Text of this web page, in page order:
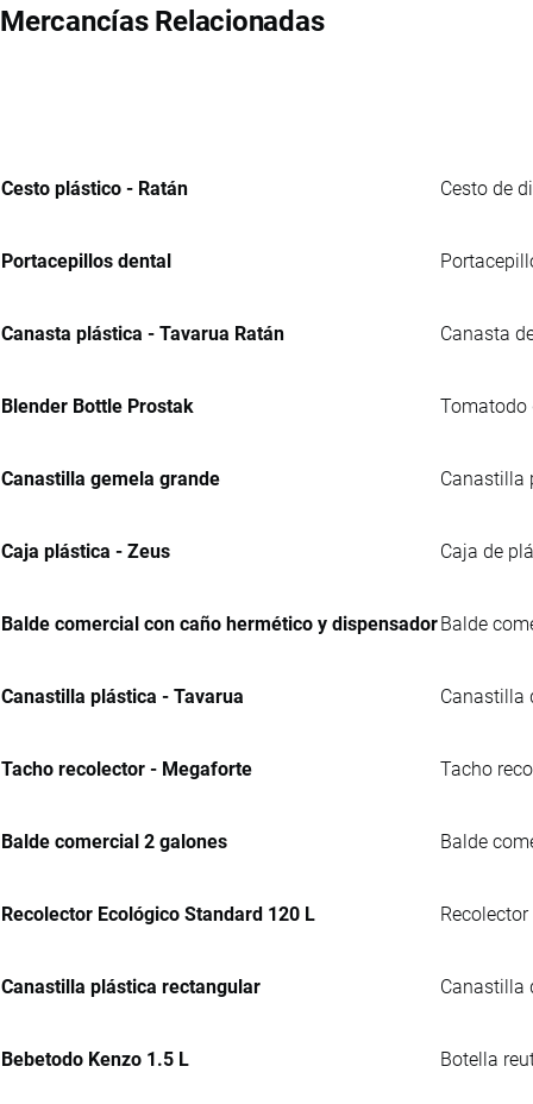
Mercancías Relacionadas
Cesto plástico - Ratán Cesto de
Portacepillos dental
Canasta plástica - Tavarua Ratán Canasta
Blender Bottle Prostak Tomatodo
Canastilla gemela grande Canastilla
Caja plástica - Zeus Caja de
Balde comercial con caño hermético y dispensador Balde
Canastilla plástica - Tavarua Canastilla
Tacho recolector - Megaforte Tacho
Balde comercial 2 galones Balde
Recolector Ecológico Standard 120 L
Canastilla plástica rectangular Canastilla
Bebetodo Kenzo 1.5 L Botella